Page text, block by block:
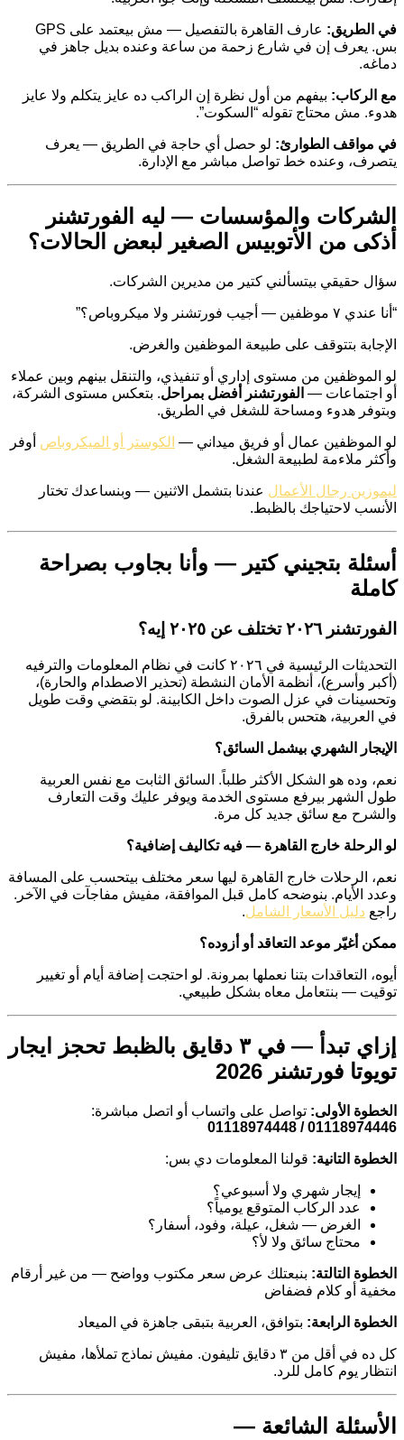
في الطريق:
عارف القاهرة بالتفصيل — مش بيعتمد على GPS
بس. يعرف إن في شارع زحمة من ساعة وعنده بديل جاهز في
دماغه.
مع الركاب: بيفهم من أول نظرة إن الراكب ده عايز يتكلم ولا عايز
هدوء. مش محتاج تقوله “السكوت”.
في مواقف الطوارئ: لو حصل أي حاجة في الطريق — يعرف
يتصرف، وعنده خط تواصل مباشر مع الإدارة.
الشركات والمؤسسات — ليه الفورتشنر
أذكى من الأتوبيس الصغير لبعض الحالات؟
سؤال حقيقي بيتسألني كتير من مديرين الشركات.
“أنا عندي ٧ موظفين — أجيب فورتشنر ولا ميكروباص؟”
الإجابة بتتوقف على طبيعة الموظفين والغرض.
لو الموظفين من مستوى إداري أو تنفيذي، والتنقل بينهم وبين عملاء
أو اجتماعات — الفورتشنر أفضل بمراحل. بتعكس مستوى الشركة،
وبتوفر هدوء ومساحة للشغل في الطريق.
لو الموظفين عمال أو فريق ميداني — الكوستر أو الميكروباص أوفر
وأكثر ملاءمة لطبيعة الشغل.
ليموزين رجال الأعمال عندنا بتشمل الاثنين — وبنساعدك تختار
الأنسب لاحتياجك بالظبط.
أسئلة بتجيني كتير — وأنا بجاوب بصراحة
كاملة
الفورتشنر ٢٠٢٦ تختلف عن ٢٠٢٥ إيه؟
التحديثات الرئيسية في ٢٠٢٦ كانت في نظام المعلومات والترفيه
(أكبر وأسرع)، أنظمة الأمان النشطة (تحذير الاصطدام والحارة)،
وتحسينات في عزل الصوت داخل الكابينة. لو بتقضي وقت طويل
في العربية، هتحس بالفرق.
الإيجار الشهري بيشمل السائق؟
نعم، وده هو الشكل الأكثر طلباً. السائق الثابت مع نفس العربية
طول الشهر بيرفع مستوى الخدمة ويوفر عليك وقت التعارف
والشرح مع سائق جديد كل مرة.
لو الرحلة خارج القاهرة — فيه تكاليف إضافية؟
نعم، الرحلات خارج القاهرة ليها سعر مختلف بيتحسب على المسافة
وعدد الأيام. بنوضحه كامل قبل الموافقة، مفيش مفاجآت في الآخر.
راجع دليل الأسعار الشامل.
ممكن أغيّر موعد التعاقد أو أزوده؟
أيوه، التعاقدات بتنا نعملها بمرونة. لو احتجت إضافة أيام أو تغيير
توقيت — بنتعامل معاه بشكل طبيعي.
إزاي تبدأ — في ٣ دقايق بالظبط تحجز ايجار
تويوتا فورتشنر 2026
الخطوة الأولى: تواصل على واتساب أو اتصل مباشرة:
01118974446 / 01118974448
الخطوة التانية: قولنا المعلومات دي بس:
إيجار شهري ولا أسبوعي؟
عدد الركاب المتوقع يومياً؟
الغرض — شغل، عيلة، وفود، أسفار؟
محتاج سائق ولا لأ؟
الخطوة التالتة: بنبعتلك عرض سعر مكتوب وواضح — من غير أرقام
مخفية أو كلام فضفاض
الخطوة الرابعة: بتوافق، العربية بتبقى جاهزة في الميعاد
كل ده في أقل من ٣ دقايق تليفون. مفيش نماذج تملأها، مفيش
انتظار يوم كامل للرد.
الأسئلة الشائعة —